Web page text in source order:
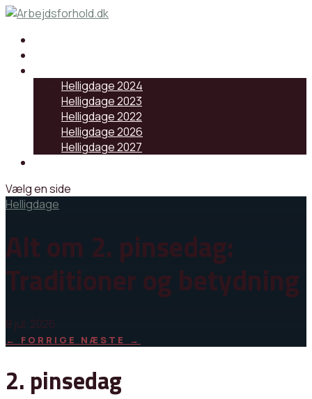
Helligdage 2024
Helligdage 2023
Helligdage 2022
Helligdage 2026
Helligdage 2027
Vælg en side
Helligdage
Alt om 2. pinsedag:
Traditioner og betydning
8 jul, 2026
← FORRIGE NÆSTE →
2. pinsedag